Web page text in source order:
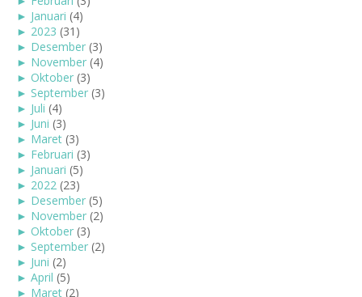
► Januari (4)
► 2023 (31)
► Desember (3)
► November (4)
► Oktober (3)
► September (3)
► Juli (4)
► Juni (3)
► Maret (3)
► Februari (3)
► Januari (5)
► 2022 (23)
► Desember (5)
► November (2)
► Oktober (3)
► September (2)
► Juni (2)
► April (5)
► Maret (2)